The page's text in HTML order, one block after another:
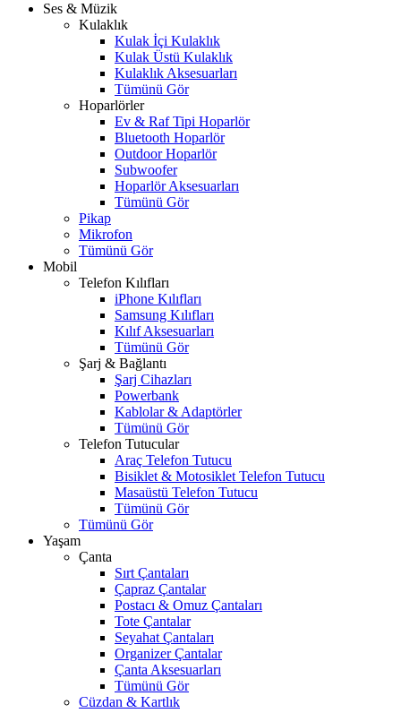
Ses & Müzik
Kulaklık
Kulak İçi Kulaklık
Kulak Üstü Kulaklık
Kulaklık Aksesuarları
Tümünü Gör
Hoparlörler
Ev & Raf Tipi Hoparlör
Bluetooth Hoparlör
Outdoor Hoparlör
Subwoofer
Hoparlör Aksesuarları
Tümünü Gör
Pikap
Mikrofon
Tümünü Gör
Mobil
Telefon Kılıfları
iPhone Kılıfları
Samsung Kılıfları
Kılıf Aksesuarları
Tümünü Gör
Şarj & Bağlantı
Şarj Cihazları
Powerbank
Kablolar & Adaptörler
Tümünü Gör
Telefon Tutucular
Araç Telefon Tutucu
Bisiklet & Motosiklet Telefon Tutucu
Masaüstü Telefon Tutucu
Tümünü Gör
Tümünü Gör
Yaşam
Çanta
Sırt Çantaları
Çapraz Çantalar
Postacı & Omuz Çantaları
Tote Çantalar
Seyahat Çantaları
Organizer Çantalar
Çanta Aksesuarları
Tümünü Gör
Cüzdan & Kartlık